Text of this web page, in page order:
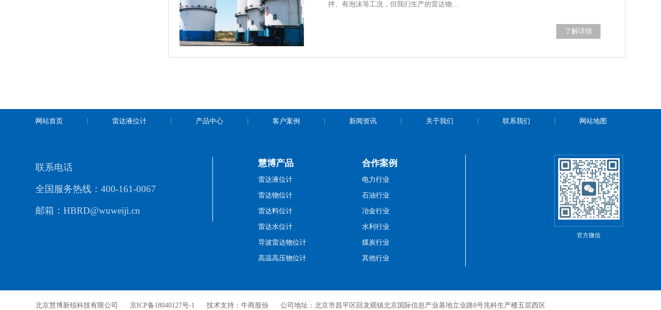
拌、有泡沫等工况，但我们生产的雷达物…
了解详情
网站首页 雷达液位计 产品中心 客户案例 新闻资讯 关于我们 联系我们 网站地图
联系电话
全国服务热线：400-161-0067
邮箱：HBRD@wuweiji.cn
慧博产品
雷达液位计
雷达物位计
雷达料位计
雷达水位计
导波雷达物位计
高温高压物位计
合作案例
电力行业
石油行业
冶金行业
水利行业
煤炭行业
其他行业
官方微信
北京慧博新锐科技有限公司 京ICP备18040127号-1 技术支持：牛商股份 公司地址：北京市昌平区回龙观镇北京国际信息产业基地立业路8号兆科生产楼五层西区